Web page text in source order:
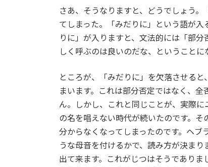
さあ、そうなりますと、どうでしょう
てしまった。「みだりに」という語が
りに」が入りますと、文法的には「部
しく呼ぶのは良いのだな、ということに
ところが、「みだりに」を欠落させる
まいます。これは部分否定ではなく、
ん。しかし、これと同じことが、実際
の名を唱えない時代が続いたのです。
分からなくなってしまったのです。ヘ
うな母音を付けるかで、読み方が決ま
出て来ます。これがじつはそうであり